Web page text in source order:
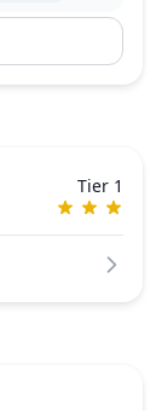
Tier 1